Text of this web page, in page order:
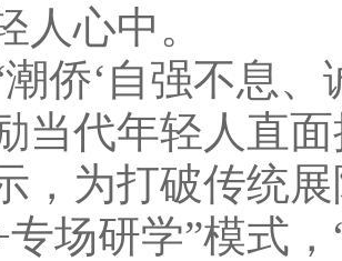
人心中。
‘自强不息、
当代年轻人直
，为打破传统
场研学”模式